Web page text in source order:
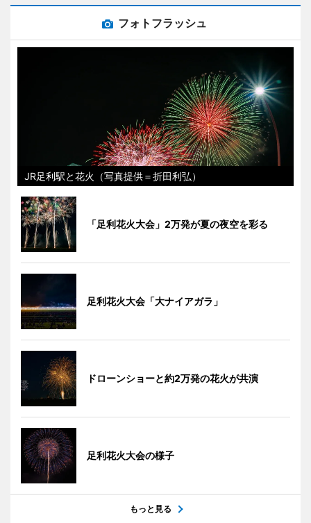
フォトフラッシュ
JR足利駅と花火（写真提供＝折田利弘）
「足利花火大会」2万発が夏の夜空を彩る
足利花火大会「大ナイアガラ」
ドローンショーと約2万発の花火が共演
足利花火大会の様子
もっと見る